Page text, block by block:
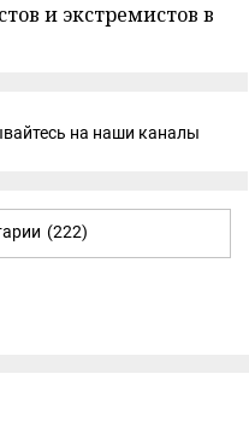
и экстремистов в
на наши каналы
(222)